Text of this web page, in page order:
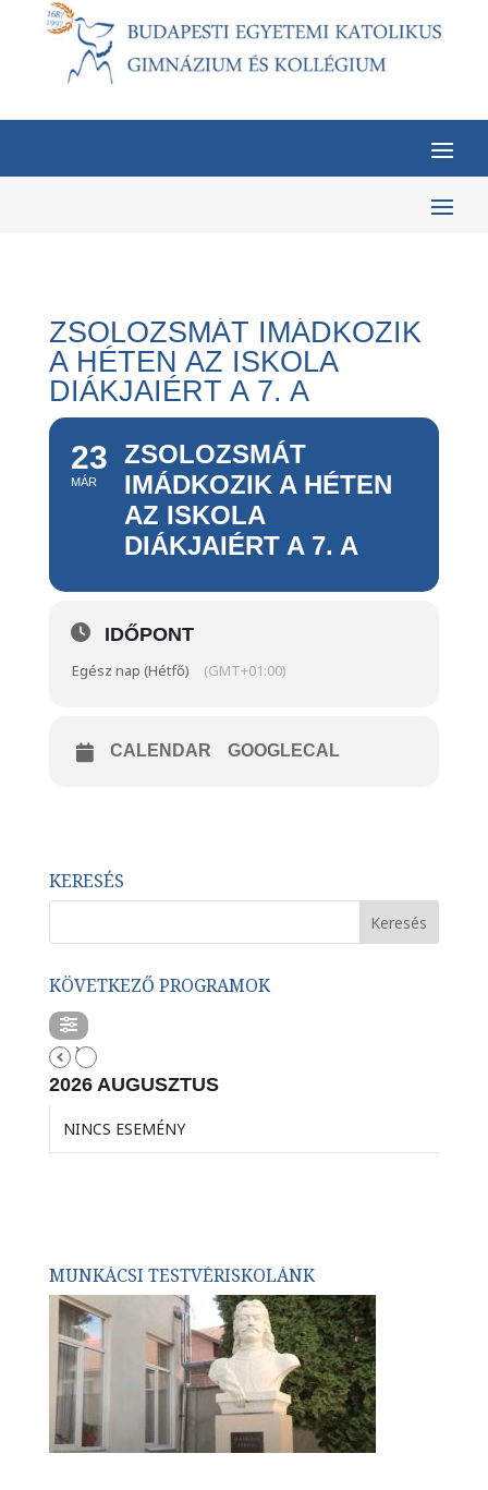
ZSOLOZSMÁT IMÁDKOZIK
A HÉTEN AZ ISKOLA
DIÁKJAIÉRT A 7. A
23
MÁR
ZSOLOZSMÁT
IMÁDKOZIK A HÉTEN
AZ ISKOLA
DIÁKJAIÉRT A 7. A
IDŐPONT
Egész nap (Hétfő) (GMT+01:00)
CALENDAR GOOGLECAL
KERESÉS
KÖVETKEZŐ PROGRAMOK
2026 AUGUSZTUS
NINCS ESEMÉNY
MUNKÁCSI TESTVÉRISKOLÁNK